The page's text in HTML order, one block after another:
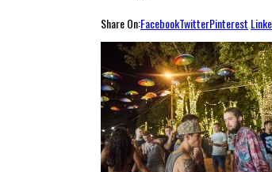
Share On:FacebookTwitterPinterest